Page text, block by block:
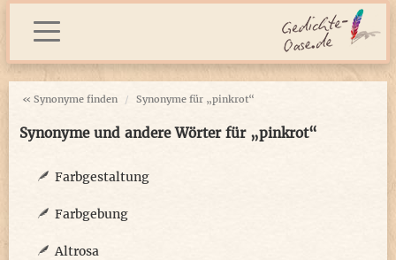
« Synonyme finden Synonyme für „pinkrot“
Synonyme und andere Wörter für „pinkrot“
Farbgestaltung
Farbgebung
Altrosa